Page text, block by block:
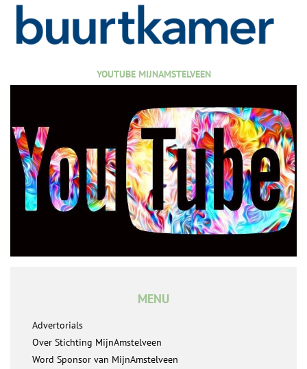
YOUTUBE MIJNAMSTELVEEN
MENU
Advertorials
Over Stichting MijnAmstelveen
Word Sponsor van MijnAmstelveen